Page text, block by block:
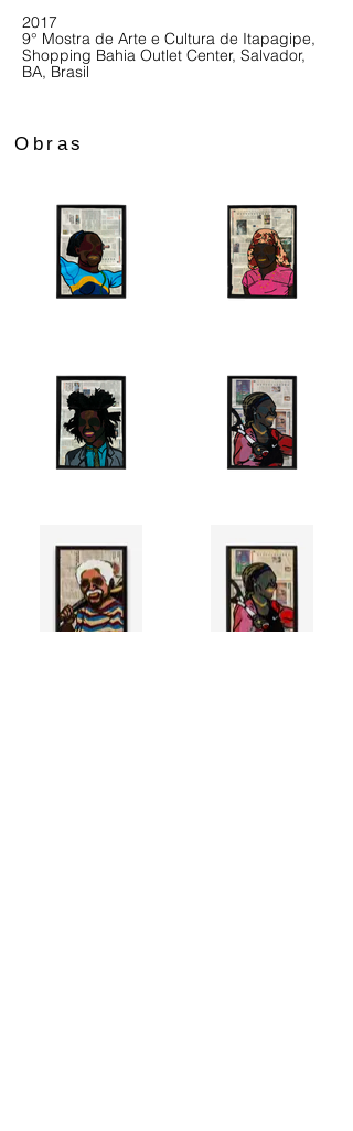
2017
9° Mostra de Arte e Cultura de Itapagipe,
Shopping Bahia Outlet Center, Salvador,
BA, Brasil
Obras